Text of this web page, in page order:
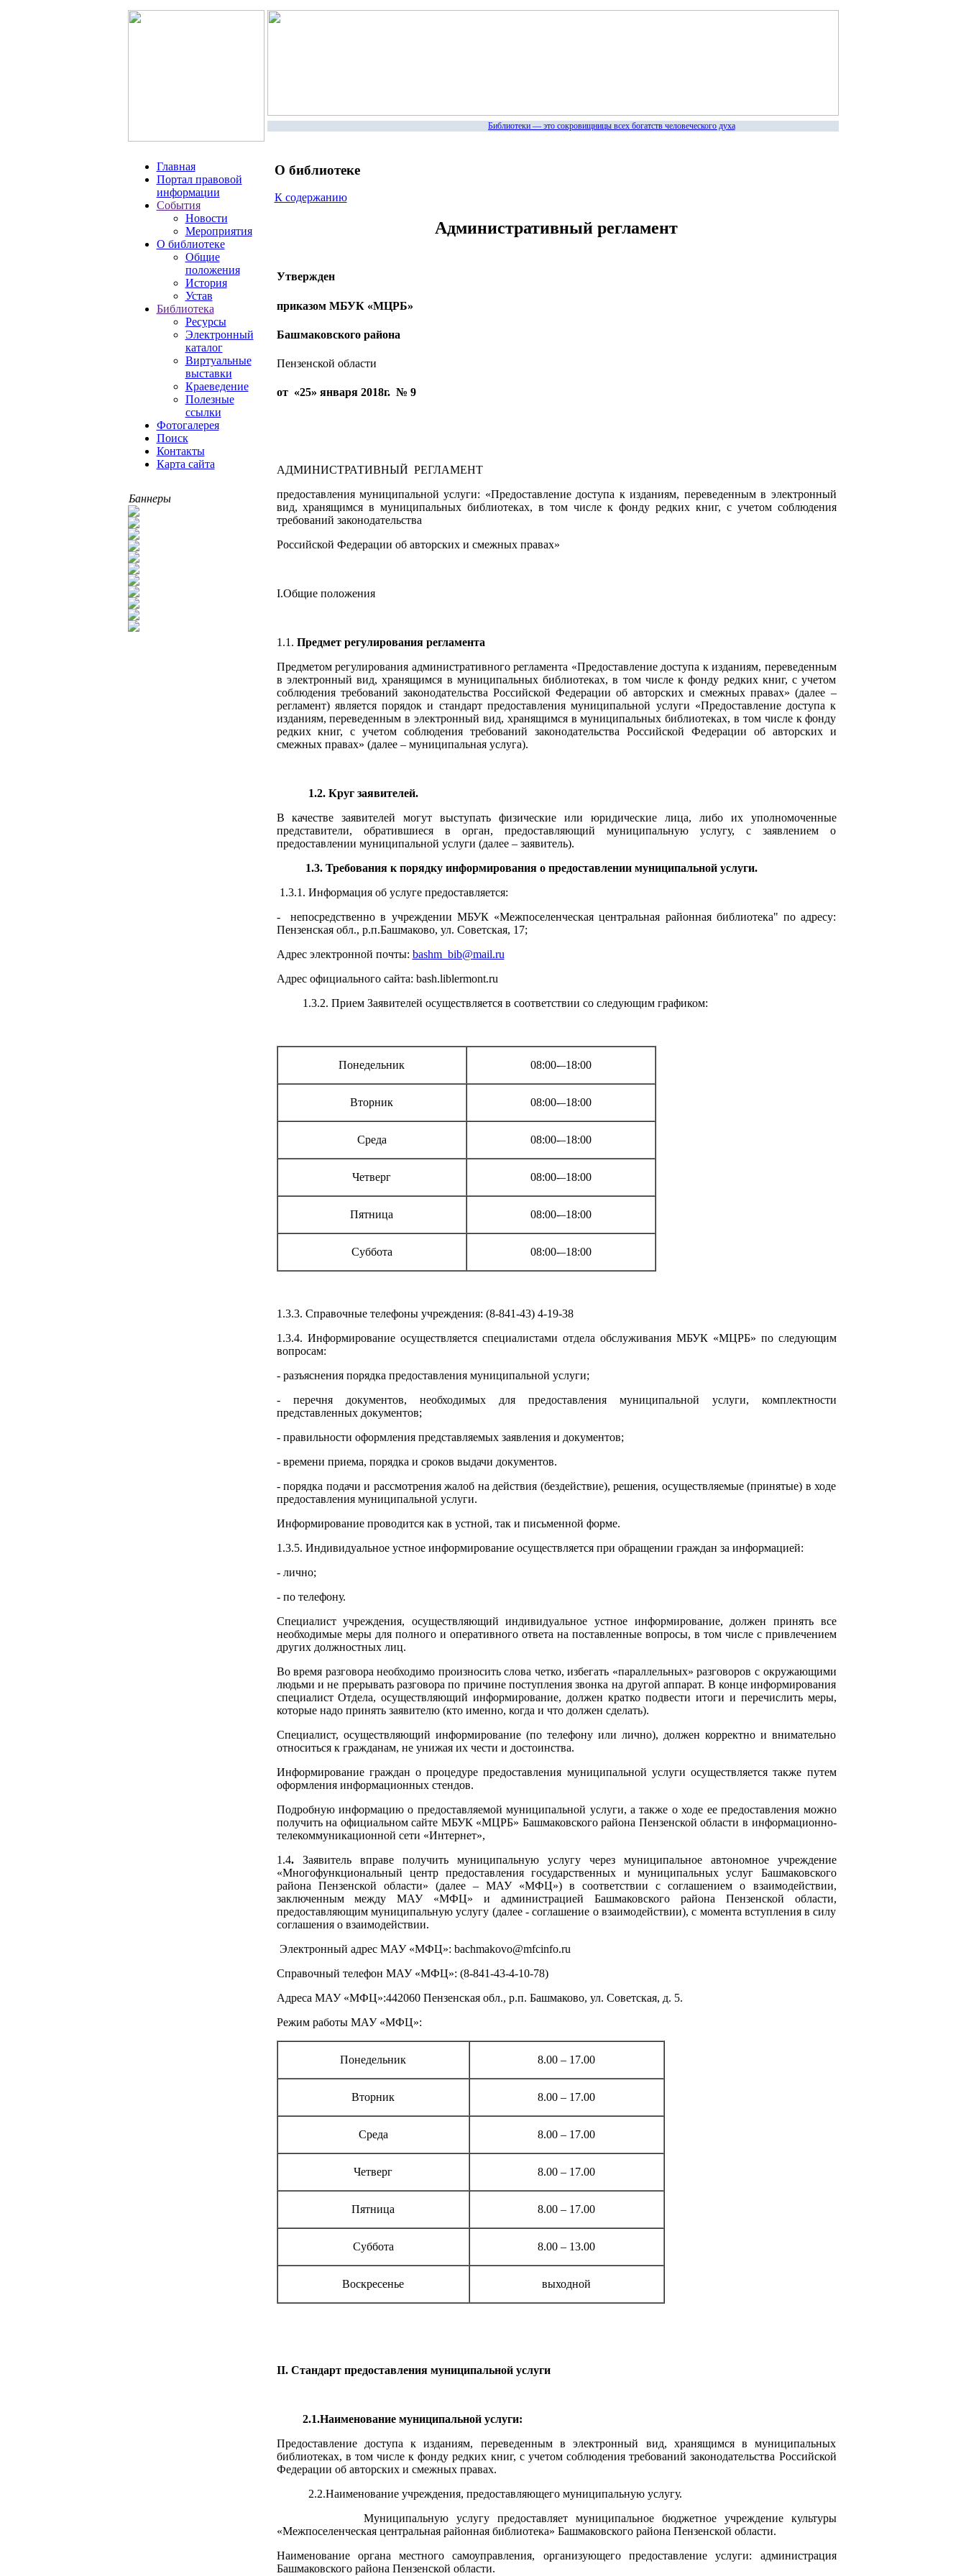
Библиотеки — это сокровищницы всех богатств человеческого духа
Главная
Портал правовой
информации
События
Новости
Мероприятия
О библиотеке
Общие
положения
История
Устав
Библиотека
Ресурсы
Электронный
каталог
Виртуальные
выставки
Краеведение
Полезные
ссылки
Фотогалерея
Поиск
Контакты
Карта сайта
Баннеры
О библиотеке
К содержанию
Административный регламент
Утвержден
приказом МБУК «МЦРБ»
Башмаковского района
Пензенской области
от «25» января 2018г. № 9
АДМИНИСТРАТИВНЫЙ РЕГЛАМЕНТ
предоставления муниципальной услуги: «Предоставление доступа к изданиям, переведенным в электронный
вид, хранящимся в муниципальных библиотеках, в том числе к фонду редких книг, с учетом соблюдения
требований законодательства
Российской Федерации об авторских и смежных правах»
I.Общие положения
1.1. Предмет регулирования регламента
Предметом регулирования административного регламента «Предоставление доступа к изданиям, переведенным
в электронный вид, хранящимся в муниципальных библиотеках, в том числе к фонду редких книг, с учетом
соблюдения требований законодательства Российской Федерации об авторских и смежных правах» (далее –
регламент) является порядок и стандарт предоставления муниципальной услуги «Предоставление доступа к
изданиям, переведенным в электронный вид, хранящимся в муниципальных библиотеках, в том числе к фонду
редких книг, с учетом соблюдения требований законодательства Российской Федерации об авторских и
смежных правах» (далее – муниципальная услуга).
1.2. Круг заявителей.
В качестве заявителей могут выступать физические или юридические лица, либо их уполномоченные
представители, обратившиеся в орган, предоставляющий муниципальную услугу, с заявлением о
предоставлении муниципальной услуги (далее – заявитель).
1.3. Требования к порядку информирования о предоставлении муниципальной услуги.
1.3.1. Информация об услуге предоставляется:
- непосредственно в учреждении МБУК «Межпоселенческая центральная районная библиотека" по адресу:
Пензенская обл., р.п.Башмаково, ул. Советская, 17;
Адрес электронной почты: bashm_bib@mail.ru
Адрес официального сайта: bash.liblermont.ru
1.3.2. Прием Заявителей осуществляется в соответствии со следующим графиком:
Понедельник 08:00-–18:00
Вторник 08:00-–18:00
Среда 08:00-–18:00
Четверг 08:00-–18:00
Пятница 08:00-–18:00
Суббота 08:00-–18:00
1.3.3. Справочные телефоны учреждения: (8-841-43) 4-19-38
1.3.4. Информирование осуществляется специалистами отдела обслуживания МБУК «МЦРБ» по следующим
вопросам:
- разъяснения порядка предоставления муниципальной услуги;
- перечня документов, необходимых для предоставления муниципальной услуги, комплектности
представленных документов;
- правильности оформления представляемых заявления и документов;
- времени приема, порядка и сроков выдачи документов.
- порядка подачи и рассмотрения жалоб на действия (бездействие), решения, осуществляемые (принятые) в ходе
предоставления муниципальной услуги.
Информирование проводится как в устной, так и письменной форме.
1.3.5. Индивидуальное устное информирование осуществляется при обращении граждан за информацией:
- лично;
- по телефону.
Специалист учреждения, осуществляющий индивидуальное устное информирование, должен принять все
необходимые меры для полного и оперативного ответа на поставленные вопросы, в том числе с привлечением
других должностных лиц.
Во время разговора необходимо произносить слова четко, избегать «параллельных» разговоров с окружающими
людьми и не прерывать разговора по причине поступления звонка на другой аппарат. В конце информирования
специалист Отдела, осуществляющий информирование, должен кратко подвести итоги и перечислить меры,
которые надо принять заявителю (кто именно, когда и что должен сделать).
Специалист, осуществляющий информирование (по телефону или лично), должен корректно и внимательно
относиться к гражданам, не унижая их чести и достоинства.
Информирование граждан о процедуре предоставления муниципальной услуги осуществляется также путем
оформления информационных стендов.
Подробную информацию о предоставляемой муниципальной услуги, а также о ходе ее предоставления можно
получить на официальном сайте МБУК «МЦРБ» Башмаковского района Пензенской области в информационно-
телекоммуникационной сети «Интернет»,
1.4. Заявитель вправе получить муниципальную услугу через муниципальное автономное учреждение
«Многофункциональный центр предоставления государственных и муниципальных услуг Башмаковского
района Пензенской области» (далее – МАУ «МФЦ») в соответствии с соглашением о взаимодействии,
заключенным между МАУ «МФЦ» и администрацией Башмаковского района Пензенской области,
предоставляющим муниципальную услугу (далее - соглашение о взаимодействии), с момента вступления в силу
соглашения о взаимодействии.
Электронный адрес МАУ «МФЦ»: bachmakovo@mfcinfo.ru
Справочный телефон МАУ «МФЦ»: (8-841-43-4-10-78)
Адреса МАУ «МФЦ»:442060 Пензенская обл., р.п. Башмаково, ул. Советская, д. 5.
Режим работы МАУ «МФЦ»:
Понедельник 8.00 – 17.00
Вторник 8.00 – 17.00
Среда 8.00 – 17.00
Четверг 8.00 – 17.00
Пятница 8.00 – 17.00
Суббота 8.00 – 13.00
Воскресенье выходной
II. Стандарт предоставления муниципальной услуги
2.1.Наименование муниципальной услуги:
Предоставление доступа к изданиям, переведенным в электронный вид, хранящимся в муниципальных
библиотеках, в том числе к фонду редких книг, с учетом соблюдения требований законодательства Российской
Федерации об авторских и смежных правах.
2.2.Наименование учреждения, предоставляющего муниципальную услугу.
Муниципальную услугу предоставляет муниципальное бюджетное учреждение культуры
«Межпоселенческая центральная районная библиотека» Башмаковского района Пензенской области.
Наименование органа местного самоуправления, организующего предоставление услуги: администрация
Башмаковского района Пензенской области.